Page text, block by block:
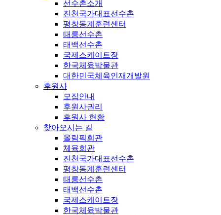
선수촌소개
진천국가대표선수촌
평창동계훈련센터
태릉선수촌
태백선수촌
국제스케이트장
한국체육박물관
대한민국체육인재개발원
후원사
모집안내
후원사권리
후원사 현황
찾아오시는 길
올림픽회관
체육회관
진천국가대표선수촌
평창동계훈련센터
태릉선수촌
태백선수촌
국제스케이트장
한국체육박물관